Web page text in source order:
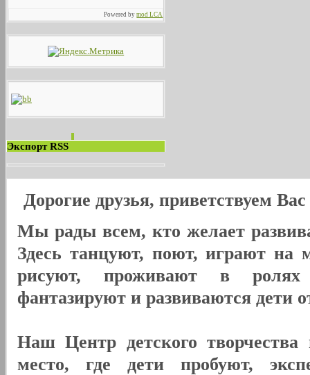
Powered bymod LCA
Экспорт RSS
Дорогие друзья, приветствуем
Мы рады всем, кто желает
Здесь танцуют, поют, играют на
рисуют, проживают в
фантазируют и развиваются дети
Наш Центр детского
место, где дети пробуют,